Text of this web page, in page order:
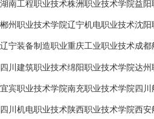
技术学院
湖南工程职业技术
学院
株洲职业技术学院益阳
郴州职业技术学院辽宁机电职业技术
学院
沈阳
辽宁装备制造职业
技术学院
重庆工业职业技术
学院
成都
四川建筑职业技术
学院
绵阳职业技术学院达州
宜宾职业技术学院南充职业技术学院 四川
四川机电职业技术 陕西职业技术学院西安